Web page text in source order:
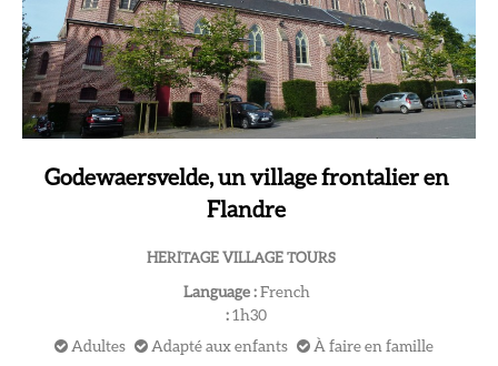
Godewaersvelde, un village frontalier en
Flandre
HERITAGE VILLAGE TOURS
Language : French
:1h30
Adultes
Adapté aux enfants À faire en famille